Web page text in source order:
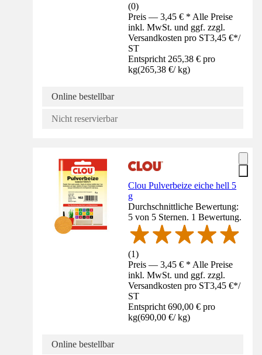
(0)
Preis — 3,45 € * Alle Preise
inkl. MwSt. und ggf. zzgl.
Versandkosten pro ST3,45 €*/
ST
Entspricht 265,38 € pro
kg(265,38 €/ kg)
Online bestellbar
Nicht reservierbar
Clou Pulverbeize eiche hell 5
g
Durchschnittliche Bewertung:
5 von 5 Sternen. 1 Bewertung.
(1)
Preis — 3,45 € * Alle Preise
inkl. MwSt. und ggf. zzgl.
Versandkosten pro ST3,45 €*/
ST
Entspricht 690,00 € pro
kg(690,00 €/ kg)
Online bestellbar